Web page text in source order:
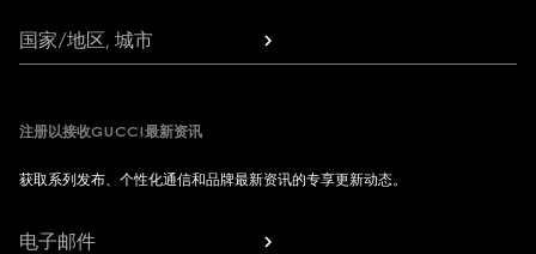
国家/地区, 城市
注册以接收GUCCI最新资讯
获取系列发布、个性化通信和品牌最新资讯的专享更新动态。
电子邮件